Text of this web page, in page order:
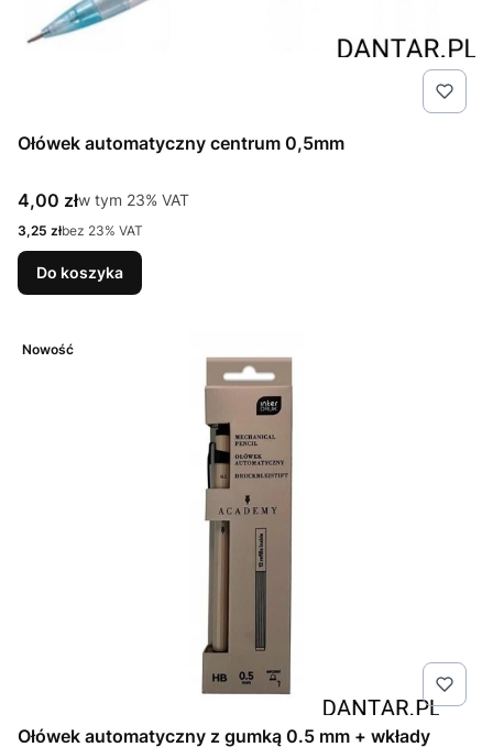
Ołówek automatyczny centrum 0,5mm
Cena brutto
4,00 złw tym %s VAT
w tym 23% VAT
Cena netto
3,25 złbez 23% VAT
Do koszyka
Nowość
Ołówek automatyczny z gumką 0.5 mm + wkłady